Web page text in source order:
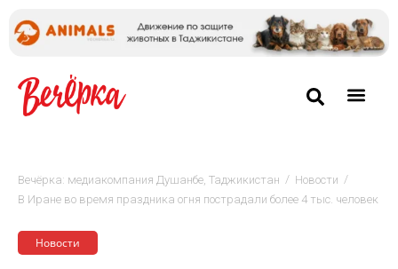
Вечёрка: медиакомпания Душанбе, Таджикистан / Новости /
В Иране во время праздника огня пострадали более 4 тыс. человек
Новости